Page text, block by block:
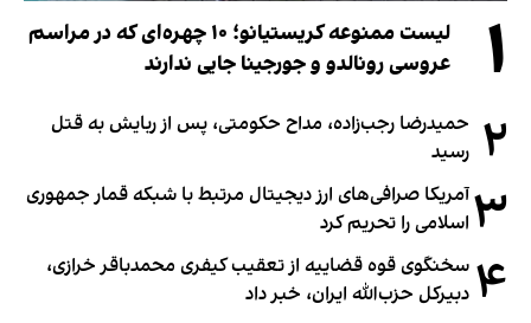
۱
لیست ممنوعه کریستیانو؛ ۱۰ چهره‌ای که در مراسم
عروسی رونالدو و جورجینا جایی ندارند
۲ حمیدرضا رجب‌زاده، مداح حکومتی، پس از ربایش به قتل
رسید
۳آمریکا صرافی‌های ارز دیجیتال مرتبط با شبکه قمار جمهوری
اسلامی را تحریم کرد
۴ سخنگوی قوه قضاییه از تعقیب کیفری محمدباقر خرازی،
دبیر‌کل حزب‌الله ایران، خبر داد